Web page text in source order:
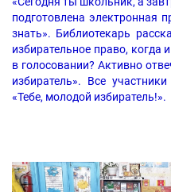
подготовлена электронная
знать». Библиотекарь
избирательное право, когда
в голосовании? Активно
избиратель». Все
«Тебе, молодой избиратель!».